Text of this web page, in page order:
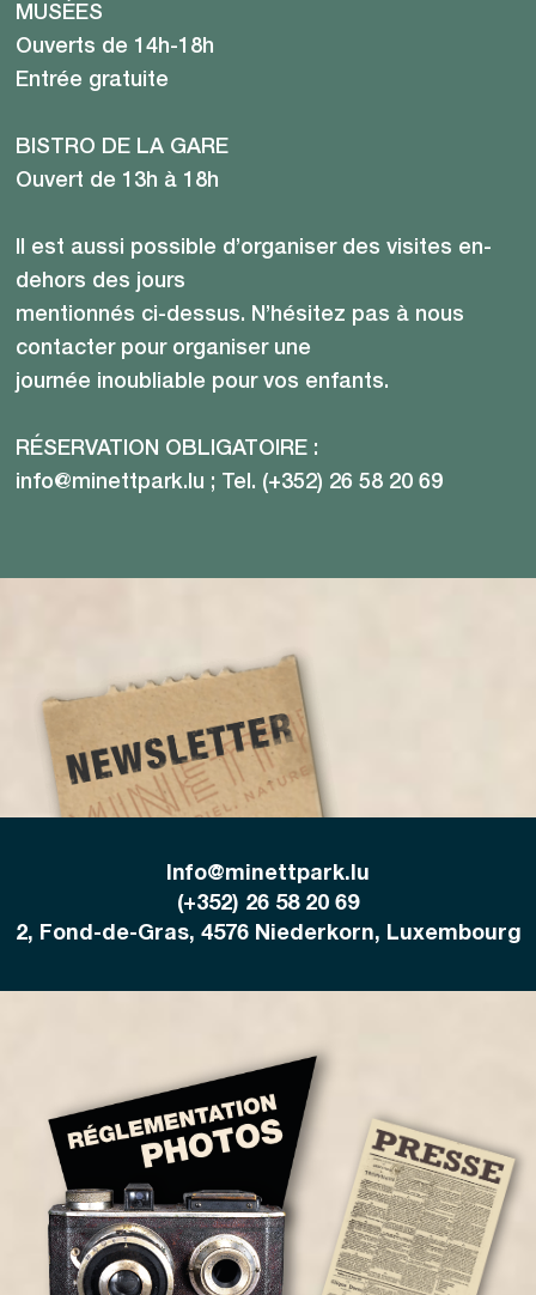
MUSÉES
Ouverts de 14h-18h
Entrée gratuite
BISTRO DE LA GARE
Ouvert de 13h à 18h
Il est aussi possible d’organiser des visites en-
dehors des jours
mentionnés ci-dessus. N’hésitez pas à nous
contacter pour organiser une
journée inoubliable pour vos enfants.
RÉSERVATION OBLIGATOIRE :
info@minettpark.lu ; Tel. (+352) 26 58 20 69
Info@minettpark.lu
(+352) 26 58 20 69
2, Fond-de-Gras, 4576 Niederkorn, Luxembourg